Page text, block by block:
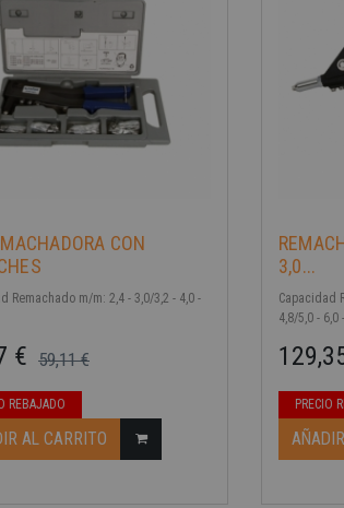
CON
Remachado m/m: 2,4 - 3,0/3,2 - 4,0 -
59,11 €
€
REBAJADO
AL CARRITO
3,0...
Capacidad
4,8/5,0 - 6,0
PRECIO